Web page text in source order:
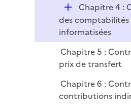
D
é
p
l
i
e
r
Chapitre 4 :
des comptabilités
informatisées
Chapitre 5 :
prix de transfert
Chapitre 6 :
contributions